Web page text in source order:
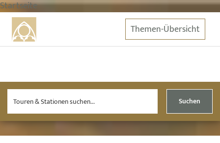
Startseite
Themen-Übersicht
Suchen